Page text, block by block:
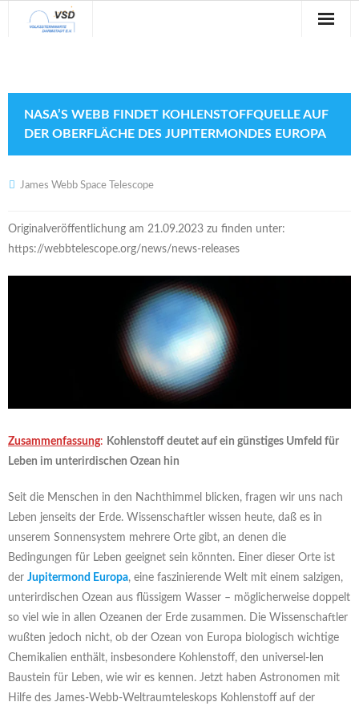
Veranstaltungen
Verein
Kontakt
NASA’S WEBB FINDET KOHLENSTOFFQUELLE AUF
DER OBERFLÄCHE DES JUPITERMONDES EUROPA
James Webb Space Telescope
Originalveröffentlichung am 21.09.2023 zu finden unter:
https://webbtelescope.org/news/news-releases
Zusammenfassung: Kohlenstoff deutet auf ein günstiges Umfeld für
Leben im unterirdischen Ozean hin
Seit die Menschen in den Nachthimmel blicken, fragen wir uns nach
Leben jenseits der Erde. Wissenschaftler wissen heute, daß es in
unserem Sonnensystem mehrere Orte gibt, an denen die
Bedingungen für Leben geeignet sein könnten. Einer dieser Orte ist
der Jupitermond Europa, eine faszinierende Welt mit einem salzigen,
unterirdischen Ozean aus flüssigem Wasser – möglicherweise doppelt
so viel wie in allen Ozeanen der Erde zusammen. Die Wissenschaftler
wußten jedoch nicht, ob der Ozean von Europa biologisch wichtige
Chemikalien enthält, insbesondere Kohlenstoff, den universel-len
Baustein für Leben, wie wir es kennen. Jetzt haben Astronomen mit
Hilfe des James-Webb-Weltraumteleskops Kohlenstoff auf der